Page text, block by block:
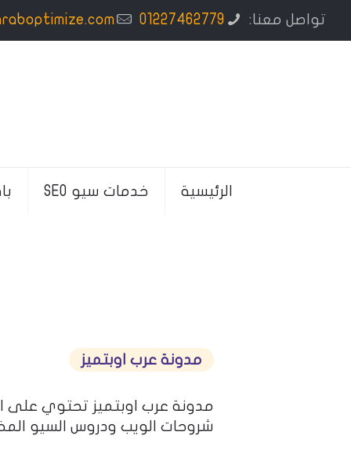
تواصل معنا: 01227462779
الرئيسية خدمات سيو SEO
مدونة عرب اوبتميز
مدونة عرب اوبتميز تحتوي على
شروحات الويب ودروس السيو